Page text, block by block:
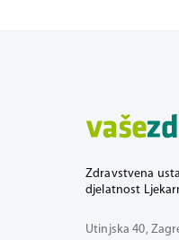
Zdravstvena
djelatnost
Utinjska 40,